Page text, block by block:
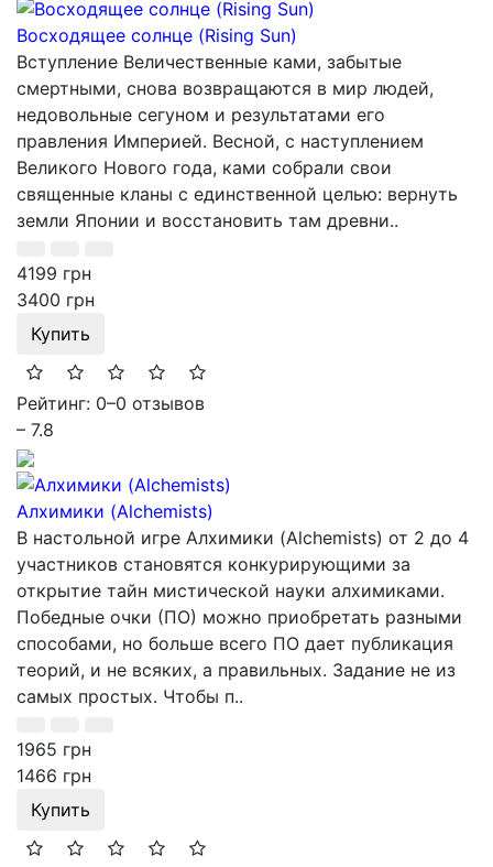
Восходящее солнце (Rising Sun)
Вступление Величественные ками, забытые
смертными, снова возвращаются в мир людей,
недовольные сегуном и результатами его
правления Империей. Весной, с наступлением
Великого Нового года, ками собрали свои
священные кланы с единственной целью: вернуть
земли Японии и восстановить там древни..
4199 грн
3400 грн
Купить
Рейтинг: 0–0 отзывов
– 7.8
Алхимики (Alchemists)
В настольной игре Алхимики (Alchemists) от 2 до 4
участников становятся конкурирующими за
открытие тайн мистической науки алхимиками.
Победные очки (ПО) можно приобретать разными
способами, но больше всего ПО дает публикация
теорий, и не всяких, а правильных. Задание не из
самых простых. Чтобы п..
1965 грн
1466 грн
Купить